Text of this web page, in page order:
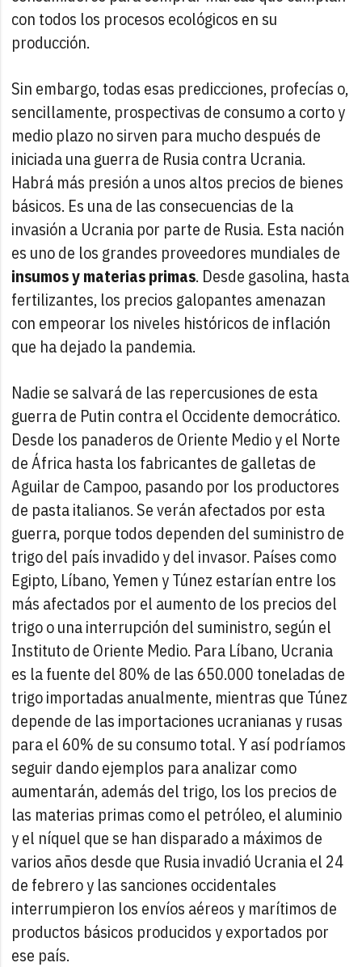
con todos los procesos ecológicos en su
producción.
Sin embargo, todas esas predicciones, profecías o,
sencillamente, prospectivas de consumo a corto y
medio plazo no sirven para mucho después de
iniciada una guerra de Rusia contra Ucrania.
Habrá más presión a unos altos precios de bienes
básicos. Es una de las consecuencias de la
invasión a Ucrania por parte de Rusia. Esta nación
es uno de los grandes proveedores mundiales de
insumos y materias primas. Desde gasolina, hasta
fertilizantes, los precios galopantes amenazan
con empeorar los niveles históricos de inflación
que ha dejado la pandemia.
Nadie se salvará de las repercusiones de esta
guerra de Putin contra el Occidente democrático.
Desde los panaderos de Oriente Medio y el Norte
de África hasta los fabricantes de galletas de
Aguilar de Campoo, pasando por los productores
de pasta italianos. Se verán afectados por esta
guerra, porque todos dependen del suministro de
trigo del país invadido y del invasor. Países como
Egipto, Líbano, Yemen y Túnez estarían entre los
más afectados por el aumento de los precios del
trigo o una interrupción del suministro, según el
Instituto de Oriente Medio. Para Líbano, Ucrania
es la fuente del 80% de las 650.000 toneladas de
trigo importadas anualmente, mientras que Túnez
depende de las importaciones ucranianas y rusas
para el 60% de su consumo total. Y así podríamos
seguir dando ejemplos para analizar como
aumentarán, además del trigo, los los precios de
las materias primas como el petróleo, el aluminio
y el níquel que se han disparado a máximos de
varios años desde que Rusia invadió Ucrania el 24
de febrero y las sanciones occidentales
interrumpieron los envíos aéreos y marítimos de
productos básicos producidos y exportados por
ese país.